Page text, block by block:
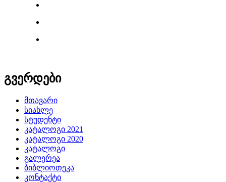
გვერდები
მთავარი
სიახლე
სტუდენტი
კატალოგი 2021
კატალოგი 2020
კატალოგი
გალერეა
ბიბლიოთეკა
კონტაქტი